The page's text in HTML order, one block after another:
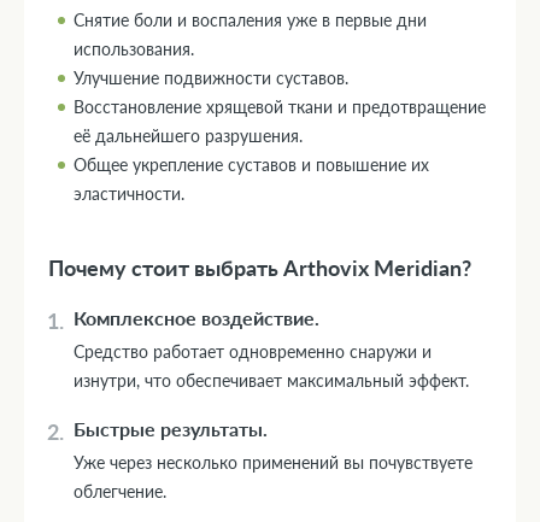
Снятие боли и воспаления уже в первые дни
использования.
Улучшение подвижности суставов.
Восстановление хрящевой ткани и предотвращение
её дальнейшего разрушения.
Общее укрепление суставов и повышение их
эластичности.
Почему стоит выбрать Arthovix Meridian?
Комплексное воздействие.
Средство работает одновременно снаружи и
изнутри, что обеспечивает максимальный эффект.
Быстрые результаты.
Уже через несколько применений вы почувствуете
облегчение.